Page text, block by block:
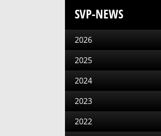
SVP-NEWS
2026
2025
2024
2023
2022